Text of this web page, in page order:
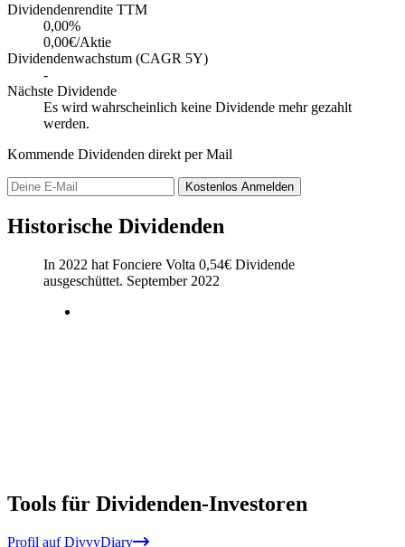
Dividendenrendite TTM
0,00%
0,00€/Aktie
Dividendenwachstum (CAGR 5Y)
-
Nächste Dividende
Es wird wahrscheinlich keine Dividende mehr gezahlt
werden.
Kommende Dividenden direkt per Mail
Kostenlos Anmelden
Historische Dividenden
In 2022 hat Fonciere Volta 0,54€ Dividende
ausgeschüttet. September 2022
Tools für Dividenden-Investoren
Profil auf DivvyDiary